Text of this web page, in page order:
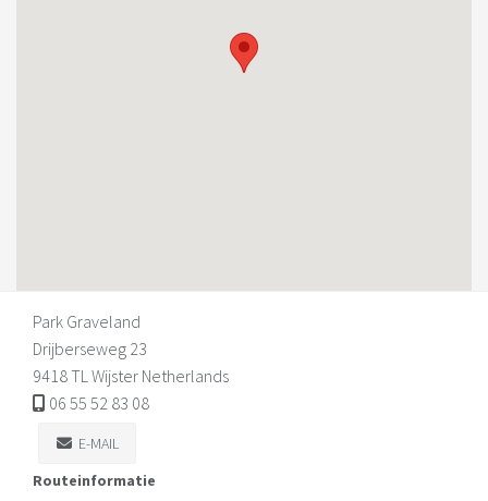
Park Graveland
Drijberseweg 23
9418 TL Wijster Netherlands
06 55 52 83 08
E-MAIL
Routeinformatie